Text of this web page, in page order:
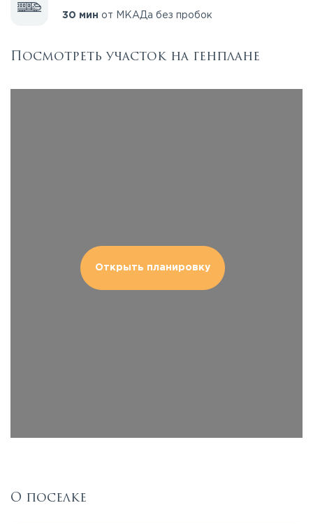
30 мин от МКАДа без пробок
Посмотреть участок на генплане
Открыть планировку
О поселке